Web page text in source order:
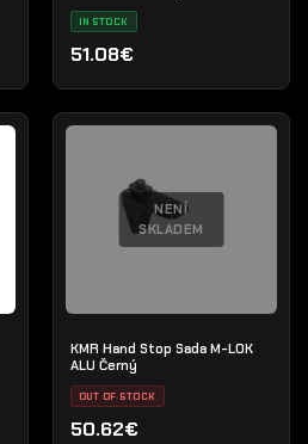
IN STOCK
51.08€
NENÍ
SKLADEM
KMR Hand Stop Sada M-LOK
ALU Černý
OUT OF STOCK
50.62€